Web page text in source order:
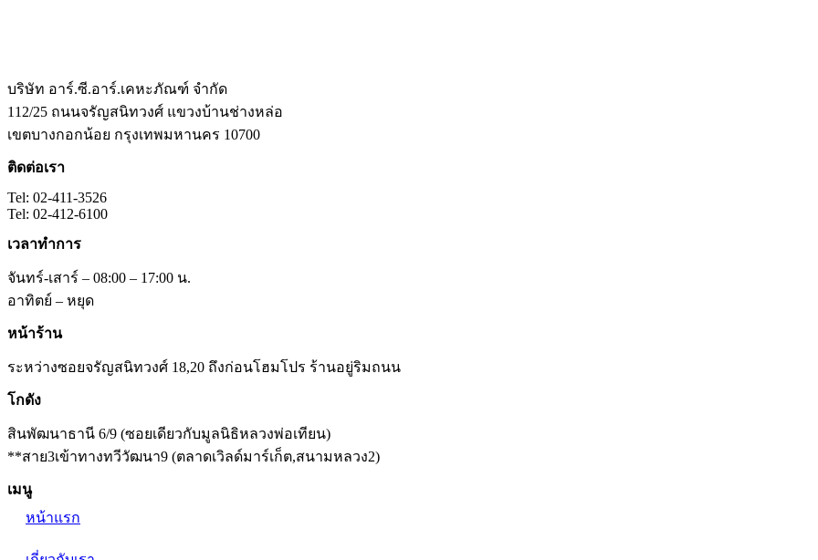
บริษัท อาร์.ซี.อาร์.เคหะภัณฑ์ จำกัด
112/25 ถนนจรัญสนิทวงศ์ แขวงบ้านช่างหล่อ
เขตบางกอกน้อย กรุงเทพมหานคร 10700
ติดต่อเรา
Tel: 02-411-3526
Tel: 02-412-6100
เวลาทำการ
จันทร์-เสาร์ – 08:00 – 17:00 น.
อาทิตย์ – หยุด
หน้าร้าน
ระหว่างซอยจรัญสนิทวงศ์ 18,20 ถึงก่อนโฮมโปร ร้านอยู่ริมถนน
โกดัง
สินพัฒนาธานี 6/9 (ซอยเดียวกับมูลนิธิหลวงพ่อเทียน)
**สาย3เข้าทางทวีวัฒนา9 (ตลาดเวิลด์มาร์เก็ต,สนามหลวง2)
เมนู
หน้าแรก